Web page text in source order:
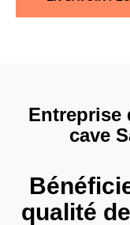
Entreprise
cave
qualité